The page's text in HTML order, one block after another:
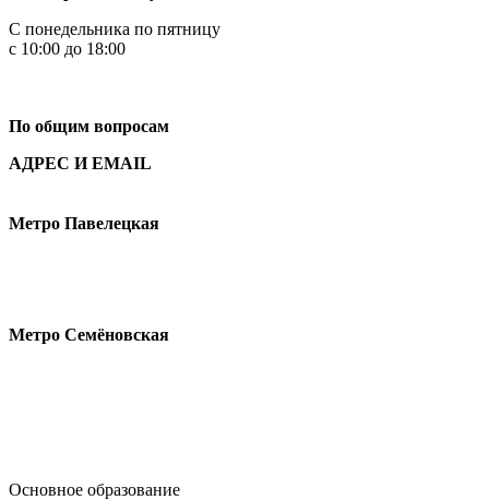
С понедельника по пятницу
с 10:00 до 18:00
По общим вопросам
АДРЕС И EMAIL
Метро Павелецкая
Метро Семёновская
Основное образование